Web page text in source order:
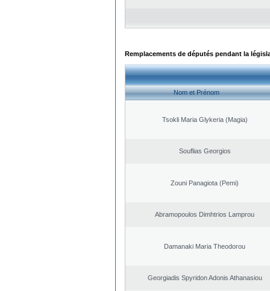
Remplacements de députés pendant la
Nom et Prénom
Tsokli Maria Glykeria (Magia)
Souflias Georgios
Zouni Panagiota (Pemi)
Abramopoulos Dimhtrios Lamprou
Damanaki Maria Theodorou
Georgiadis Spyridon Adonis Athanasiou